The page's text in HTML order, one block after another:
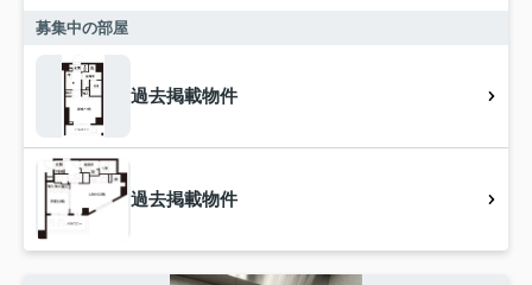
募集中の部屋
過去掲載物件
過去掲載物件